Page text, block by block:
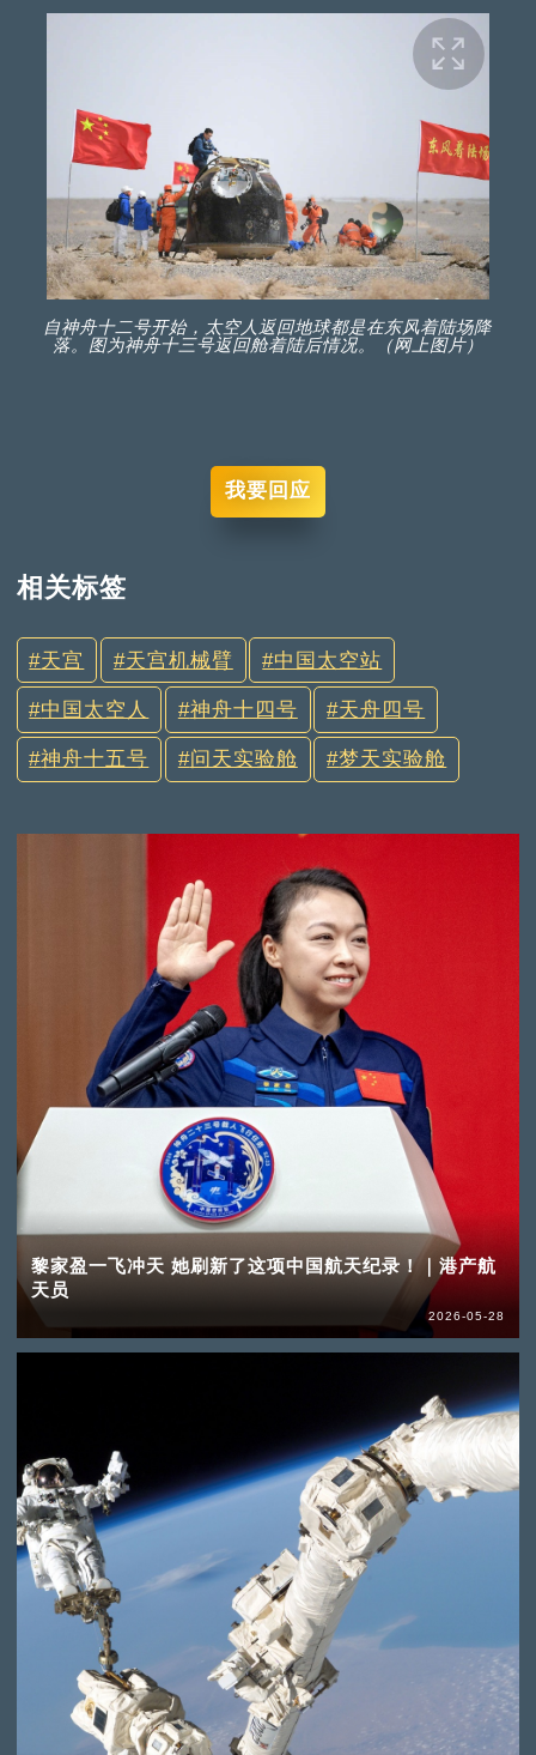
自神舟十二号开始，太空人返回地球都是在东风着陆场降
落。图为神舟十三号返回舱着陆后情况。（网上图片）
我要回应
相关标签
天宫 天宫机械臂 中国太空站
中国太空人 神舟十四号 天舟四号
神舟十五号 问天实验舱 梦天实验舱
黎家盈一飞冲天 她刷新了这项中国航天纪录！｜港产航
天员
2026-05-28